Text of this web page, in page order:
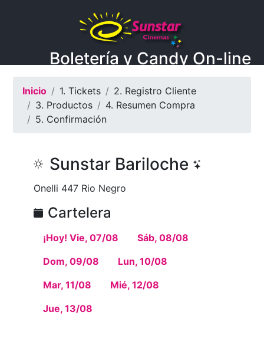
Boletería y Candy On-line
Inicio 1. Tickets
2. Registro Cliente
3. Productos
4. Resumen Compra
5. Confirmación
Sunstar Bariloche
Onelli 447 Rio Negro
Cartelera
¡Hoy! Vie, 07/08
Sáb, 08/08
Dom, 09/08
Lun, 10/08
Mar, 11/08
Mié, 12/08
Jue, 13/08